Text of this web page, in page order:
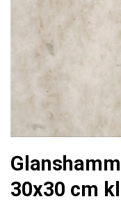
30x30 cm